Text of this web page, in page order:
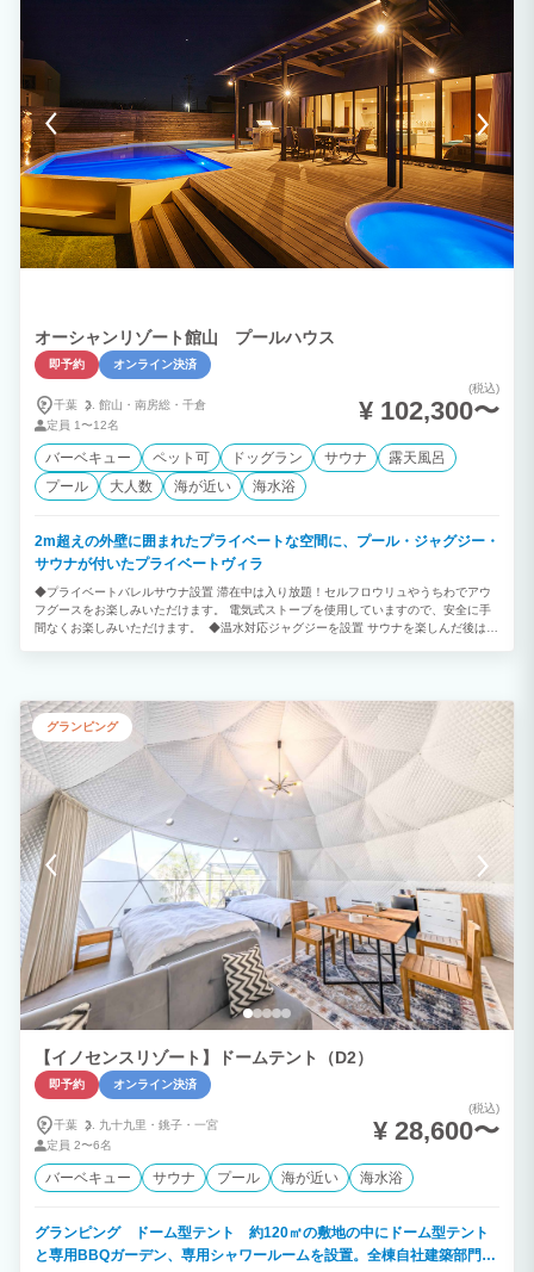
オーシャンリゾート館山 プールハウス
即予約 オンライン決済
千葉 館山・ 南房総・ 千倉
定員 1〜12名
(税込)
¥ 102,300〜
バーベキュー ペット可 ドッグラン サウナ
露天風呂
プール
大人数 海が近い 海水浴
2m超えの外壁に囲まれたプライベートな空間に、プール・ジャグジー・
サウナが付いたプライベートヴィラ
◆プライベートバレルサウナ設置 滞在中は入り放題！セルフロウリュやうちわでアウ
フグースをお楽しみいただけます。 電気式ストーブを使用していますので、安全に手
間なくお楽しみいただけます。 ◆温水対応ジャグジーを設置 サウナを楽しんだ後は、
まで快適に楽しめます。 ◆1日1組のプライベートリゾート 1日1組限定の1棟貸切のプ
ライベートヴィラ。 海まで徒歩1分。 鏡ヶ浦からは、天候次第では幻想的なサンセッ
トも観られます。 海と緑に囲まれた館山ありながら都心から70分～高速出口から7
分！ ＪＲ館山駅から車で5分になります。 潮風を感じながら上質な時間を。 ◆ロケー
ション 千葉県最南端に位置し温暖な気候。黒潮も入り込んだ暖かく恵まれた海。 豊富
なアクティビティ 大自然のふれいあいを。 季節の花々 トレッキング～海遊び 冬はお
いしい魚～温泉～いちご狩り １年中楽しめるリゾートエリアになります。 ◆年中無休
で気軽にBBQ テラスには本格BBQグリル（無料）テーブル、屋外照明、屋根もござい
ますので天候に左右されず年中無休でご利用いただけます。 調理器具や食器類もご用
意がございますので、食材を用意するだけで手軽に楽しめます。 ◆プライベートクル
ージング 海上からの絶景スポット～プライベートスイミング～貸切りチャーターなの
で、プランに合わせアレンジできます。 伊豆諸島～離島～まで、ロングクルージング
も承ります。
グランピング
【イノセンスリゾート】ドームテント（D2）
即予約 オンライン決済
千葉 九十九里・ 銚子・ 一宮
定員 2〜6名
(税込)
¥ 28,600〜
バーベキュー サウナ プール 海が近い 海水浴
グランピング ドーム型テント 約120㎡の敷地の中にドーム型テント
と専用BBQガーデン、専用シャワールームを設置。全棟自社建築部門で